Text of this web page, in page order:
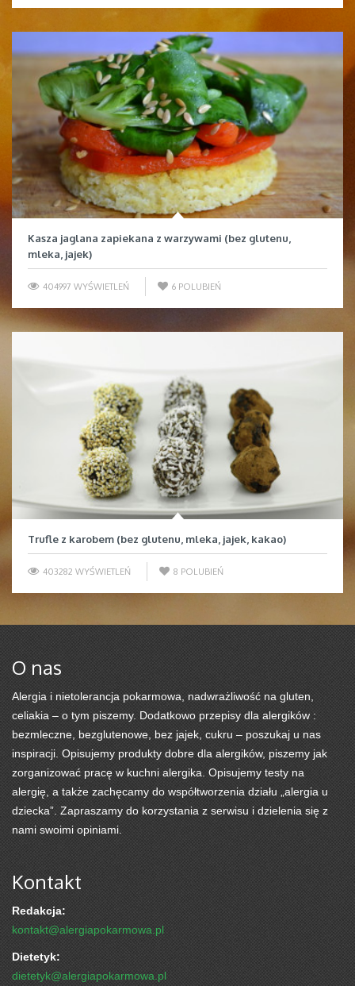
Kasza jaglana zapiekana z warzywami (bez glutenu,
mleka, jajek)
404997 WYŚWIETLEŃ 6 POLUBIEŃ
Trufle z karobem (bez glutenu, mleka, jajek, kakao)
403282 WYŚWIETLEŃ 8 POLUBIEŃ
O nas
Alergia i nietolerancja pokarmowa, nadwrażliwość na gluten,
celiakia – o tym piszemy. Dodatkowo przepisy dla alergików :
bezmleczne, bezglutenowe, bez jajek, cukru – poszukaj u nas
inspiracji. Opisujemy produkty dobre dla alergików, piszemy jak
zorganizować pracę w kuchni alergika. Opisujemy testy na
alergię, a także zachęcamy do współtworzenia działu „alergia u
dziecka”. Zapraszamy do korzystania z serwisu i dzielenia się z
nami swoimi opiniami.
Kontakt
Redakcja:
kontakt@alergiapokarmowa.pl
Dietetyk:
dietetyk@alergiapokarmowa.pl